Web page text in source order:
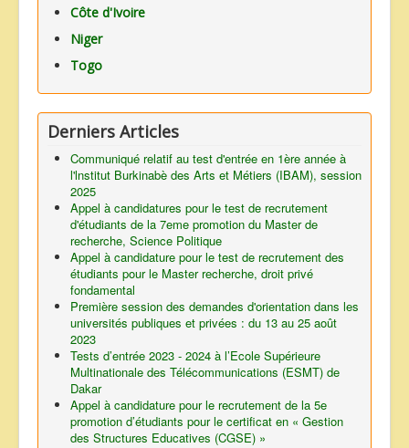
Côte d'Ivoire
Niger
Togo
Derniers Articles
Communiqué relatif au test d'entrée en 1ère année à
l'lnstitut Burkinabè des Arts et Métiers (IBAM), session
2025
Appel à candidatures pour le test de recrutement
d'étudiants de la 7eme promotion du Master de
recherche, Science Politique
Appel à candidature pour le test de recrutement des
étudiants pour le Master recherche, droit privé
fondamental
Première session des demandes d'orientation dans les
universités publiques et privées : du 13 au 25 août
2023
Tests d’entrée 2023 - 2024 à l’Ecole Supérieure
Multinationale des Télécommunications (ESMT) de
Dakar
Appel à candidature pour le recrutement de la 5e
promotion d’étudiants pour le certificat en « Gestion
des Structures Educatives (CGSE) »